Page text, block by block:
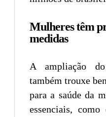
Mulheres têm
medidas
A ampliação
também trouxe
para a saúde da
essenciais,